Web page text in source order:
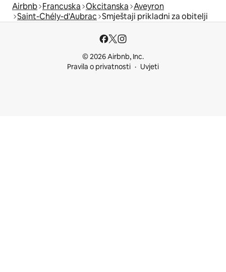
Airbnb Francuska Okcitanska Aveyron
Saint-Chély-d'Aubrac Smještaji prikladni za obitelji
© 2026 Airbnb, Inc.
Pravila o privatnosti
Uvjeti